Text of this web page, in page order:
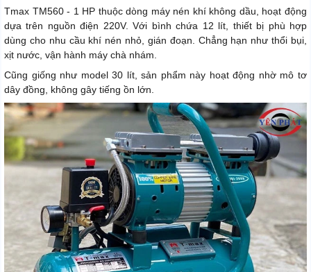
Tmax TM560 - 1 HP thuộc dòng máy nén khí không dầu, hoạt động
dựa trên nguồn điện 220V. Với bình chứa 12 lít, thiết bị phù hợp
dùng cho nhu cầu khí nén nhỏ, gián đoạn. Chẳng hạn như thổi bụi,
xịt nước, vận hành máy chà nhám.
Cũng giống như model 30 lít, sản phẩm này hoạt động nhờ mô tơ
dây đồng, không gây tiếng ồn lớn.